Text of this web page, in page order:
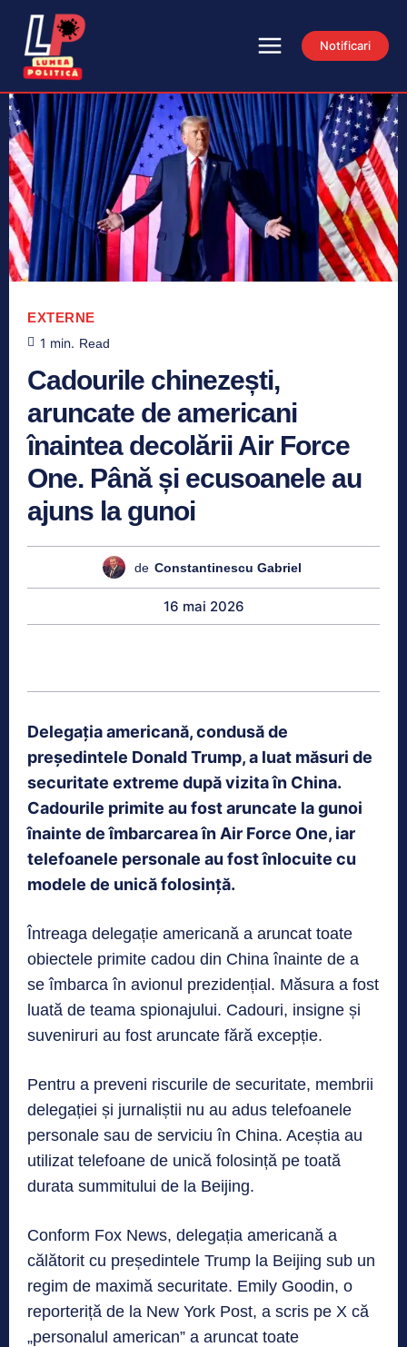
Notificari
EXTERNE
1 min. Read
Cadourile chinezești,
aruncate de americani
înaintea decolării Air Force
One. Până și ecusoanele au
ajuns la gunoi
de Constantinescu Gabriel
16 mai 2026
Delegația americană, condusă de
președintele Donald Trump, a luat măsuri de
securitate extreme după vizita în China.
Cadourile primite au fost aruncate la gunoi
înainte de îmbarcarea în Air Force One, iar
telefoanele personale au fost înlocuite cu
modele de unică folosință.
Întreaga delegație americană a aruncat toate
obiectele primite cadou din China înainte de a
se îmbarca în avionul prezidențial. Măsura a fost
luată de teama spionajului. Cadouri, insigne și
suveniruri au fost aruncate fără excepție.
Pentru a preveni riscurile de securitate, membrii
delegației și jurnaliștii nu au adus telefoanele
personale sau de serviciu în China. Aceștia au
utilizat telefoane de unică folosință pe toată
durata summitului de la Beijing.
Conform Fox News, delegația americană a
călătorit cu președintele Trump la Beijing sub un
regim de maximă securitate. Emily Goodin, o
reporteriță de la New York Post, a scris pe X că
„personalul american” a aruncat toate